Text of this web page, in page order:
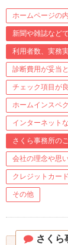
ホームページの
新聞や雑誌など
利用者数、実務
診断費用が妥当
チェック項目が
ホームインスペ
インターネット
さくら事務所の
会社の理念や思
クレジットカー
その他
さくら